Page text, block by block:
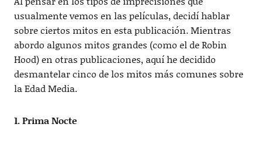
usualmente vemos en las películas, decidí hablar
sobre ciertos mitos en esta publicación. Mientras
abordo algunos mitos grandes (como el de Robin
Hood) en otras publicaciones, aquí he decidido
desmantelar cinco de los mitos más comunes sobre
la Edad Media.
1. Prima Nocte